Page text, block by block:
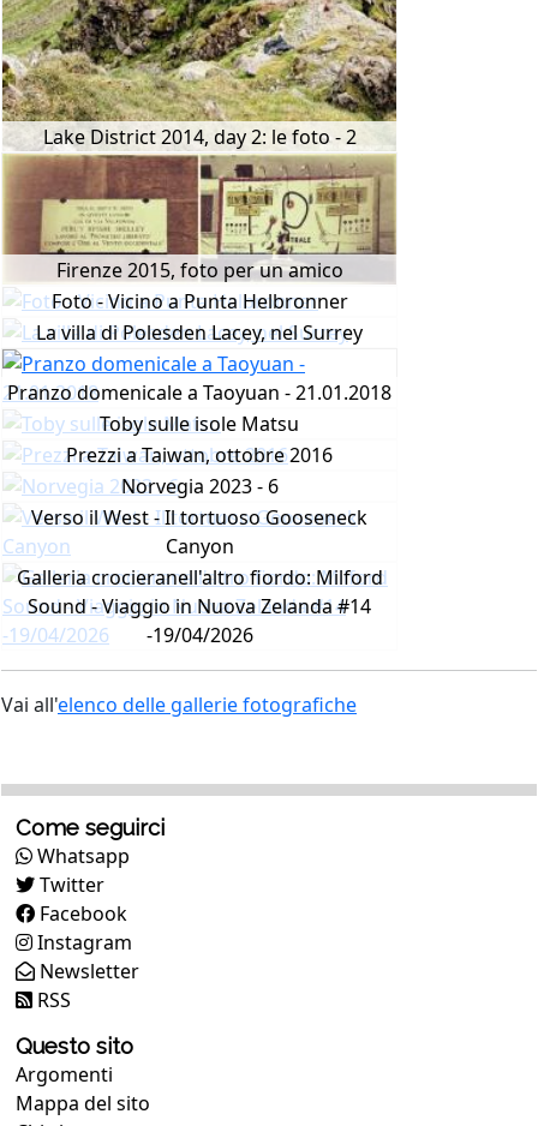
Lake District 2014, day 2: le foto - 2
Firenze 2015, foto per un amico
Foto - Vicino a Punta Helbronner
La villa di Polesden Lacey, nel Surrey
Pranzo domenicale a Taoyuan - 21.01.2018
Toby sulle isole Matsu
Prezzi a Taiwan, ottobre 2016
Norvegia 2023 - 6
Verso il West - Il tortuoso Gooseneck
Canyon
Galleria crocieranell'altro fiordo: Milford
Sound - Viaggio in Nuova Zelanda #14
-19/04/2026
Vai all'elenco delle gallerie fotografiche
Come seguirci
Whatsapp
Twitter
Facebook
Instagram
Newsletter
RSS
Questo sito
Argomenti
Mappa del sito